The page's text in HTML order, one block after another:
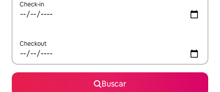
Check-in
Checkout
Buscar